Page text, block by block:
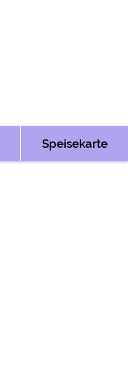
Speisekarte